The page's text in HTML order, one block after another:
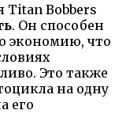
Titan Bobbers
. Он способен
экономию, что
Это также
на одну
его